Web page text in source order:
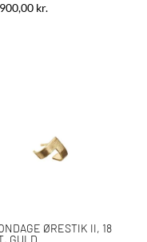
kr.
ØRESTIK II, 18